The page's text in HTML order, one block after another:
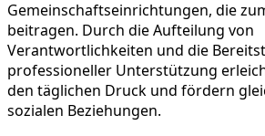
Gemeinschaftseinrichtungen, die
beitragen. Durch die Aufteilung von
Verantwortlichkeiten und die
professioneller Unterstützung
den täglichen Druck und fördern
sozialen Beziehungen.